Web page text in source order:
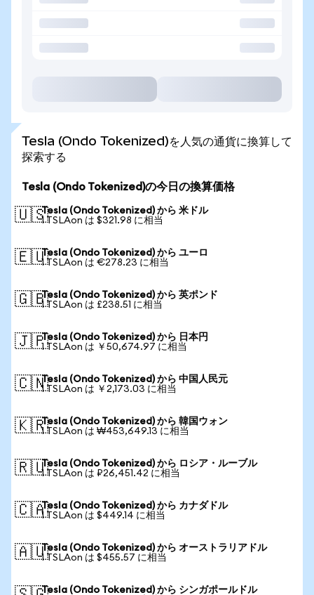
Tesla (Ondo Tokenized)を人気の通貨に換算して
探索する
Tesla (Ondo Tokenized)の今日の換算価格
🇺🇸Tesla (Ondo Tokenized) から 米ドル
1 TSLAon は $321.98 に相当
🇪🇺Tesla (Ondo Tokenized) から ユーロ
1 TSLAon は €278.23 に相当
🇬🇧Tesla (Ondo Tokenized) から 英ポンド
1 TSLAon は £238.51 に相当
🇯🇵Tesla (Ondo Tokenized) から 日本円
1 TSLAon は ￥50,674.97 に相当
🇨🇳Tesla (Ondo Tokenized) から 中国人民元
1 TSLAon は ￥2,173.03 に相当
🇰🇷Tesla (Ondo Tokenized) から 韓国ウォン
1 TSLAon は ₩453,649.13 に相当
🇷🇺Tesla (Ondo Tokenized) から ロシア・ルーブル
1 TSLAon は ₽26,451.42 に相当
🇨🇦Tesla (Ondo Tokenized) から カナダドル
1 TSLAon は $449.14 に相当
🇦🇺Tesla (Ondo Tokenized) から オーストラリアドル
1 TSLAon は $455.57 に相当
Tesla (Ondo Tokenized) から シンガポールドル